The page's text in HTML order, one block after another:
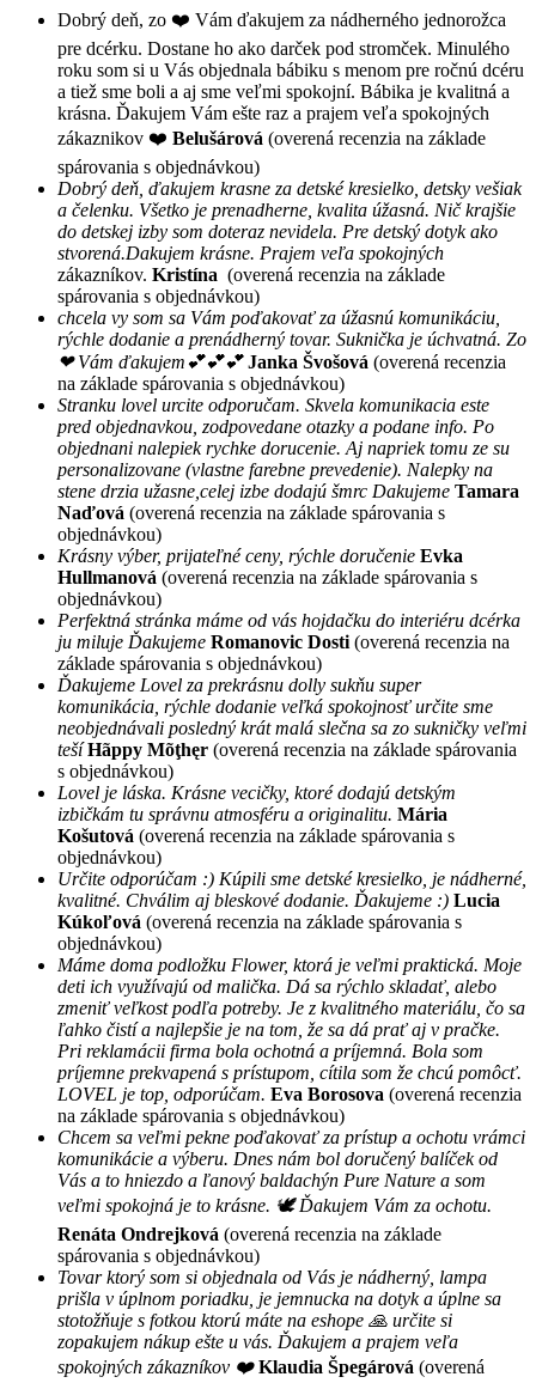
Dobrý deň, zo ❤️ Vám ďakujem za nádherného jednorožca
pre dcérku. Dostane ho ako darček pod stromček. Minulého
roku som si u Vás objednala bábiku s menom pre ročnú dcéru
a tiež sme boli a aj sme veľmi spokojní. Bábika je kvalitná a
krásna. Ďakujem Vám ešte raz a prajem veľa spokojných
zákaznikov ❤️ Belušárová (overená recenzia na základe
spárovania s objednávkou)
Dobrý deň, ďakujem krasne za detské kresielko, detsky vešiak
a čelenku. Všetko je prenadherne, kvalita úžasná. Nič krajšie
do detskej izby som doteraz nevidela. Pre detský dotyk ako
stvorená.Dakujem krásne. Prajem veľa spokojných
zákazníkov. Kristína (overená recenzia na základe
spárovania s objednávkou)
chcela vy som sa Vám poďakovať za úžasnú komunikáciu,
rýchle dodanie a prenádherný tovar. Suknička je úchvatná. Zo
❤ Vám ďakujem💕💕💕 Janka Švošová (overená recenzia
na základe spárovania s objednávkou)
Stranku lovel urcite odporučam. Skvela komunikacia este
pred objednavkou, zodpovedane otazky a podane info. Po
objednani nalepiek rychke dorucenie. Aj napriek tomu ze su
personalizovane (vlastne farebne prevedenie). Nalepky na
stene drzia užasne,celej izbe dodajú šmrc Dakujeme Tamara
Naďová (overená recenzia na základe spárovania s
objednávkou)
Krásny výber, prijateľné ceny, rýchle doručenie Evka
Hullmanová (overená recenzia na základe spárovania s
objednávkou)
Perfektná stránka máme od vás hojdačku do interiéru dcérka
ju miluje Ďakujeme Romanovic Dosti (overená recenzia na
základe spárovania s objednávkou)
Ďakujeme Lovel za prekrásnu dolly sukňu super
komunikácia, rýchle dodanie veľká spokojnosť určite sme
neobjednávali posledný krát malá slečna sa zo sukničky veľmi
tešíHãppy Mõţhęr (overená recenzia na základe spárovania
s objednávkou)
Lovel je láska. Krásne vecičky, ktoré dodajú detským
izbičkám tu správnu atmosféru a originalitu. Mária
Košutová (overená recenzia na základe spárovania s
objednávkou)
Určite odporúčam :) Kúpili sme detské kresielko, je nádherné,
kvalitné. Chválim aj bleskové dodanie. Ďakujeme :) Lucia
Kúkoľová (overená recenzia na základe spárovania s
objednávkou)
Máme doma podložku Flower, ktorá je veľmi praktická. Moje
deti ich využívajú od malička. Dá sa rýchlo skladať, alebo
zmeniť veľkost podľa potreby. Je z kvalitného materiálu, čo sa
ľahko čistí a najlepšie je na tom, že sa dá prať aj v pračke.
Pri reklamácii firma bola ochotná a príjemná. Bola som
príjemne prekvapená s prístupom, cítila som že chcú pomôcť.
LOVEL je top, odporúčam. Eva Borosova (overená recenzia
na základe spárovania s objednávkou)
Chcem sa veľmi pekne poďakovať za prístup a ochotu vrámci
komunikácie a výberu. Dnes nám bol doručený balíček od
Vás a to hniezdo a ľanový baldachýn Pure Nature a som
veľmi spokojná je to krásne. 🕊 Ďakujem Vám za ochotu.
Renáta Ondrejková (overená recenzia na základe
spárovania s objednávkou)
Tovar ktorý som si objednala od Vás je nádherný, lampa
prišla v úplnom poriadku, je jemnucka na dotyk a úplne sa
stotožňuje s fotkou ktorú máte na eshope 🙏 určite si
zopakujem nákup ešte u vás. Ďakujem a prajem veľa
spokojných zákazníkov ❤️ Klaudia Špegárová (overená